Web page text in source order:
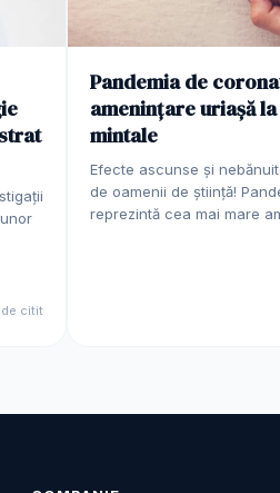
de citit
Pandemia de
amenințare uriașă
mintale
Efecte ascunse și
de oamenii de știință!
reprezintă cea mai mare